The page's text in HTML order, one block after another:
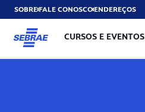
SOBREFALE CONOSCOENDEREÇOS
CURSOS E EVENTOS